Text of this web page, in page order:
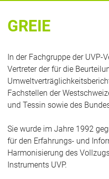
GREIE
In der Fachgruppe der UVP-
Vertreter der für die
Fachstellen der
und Tessin sowie des
Sie wurde im Jahre 1992
für den Erfahrungs- und
Harmonisierung des
Instruments UVP.